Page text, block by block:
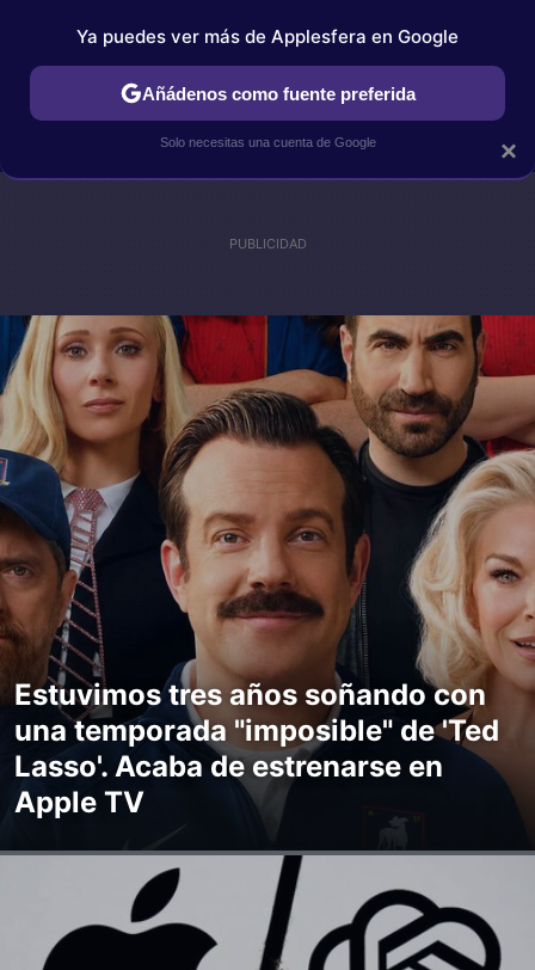
IPHONE TUTORIALES APPLESFERA SELECCIÓN
Estuvimos tres años soñando con
una temporada "imposible" de 'Ted
Lasso'. Acaba de estrenarse en
Apple TV
×
Ya puedes ver más de Applesfera en Google
Añádenos como fuente preferida
Solo necesitas una cuenta de Google